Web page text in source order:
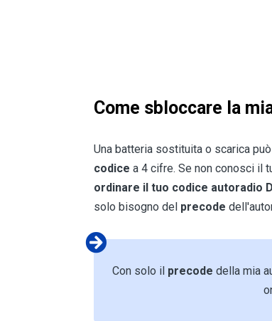
Come sbloccare la
Una batteria sostituita o scarica
codice a 4 cifre. Se non conosci il
ordinare il tuo codice autoradio
solo bisogno del precode
Con solo il precode della mia